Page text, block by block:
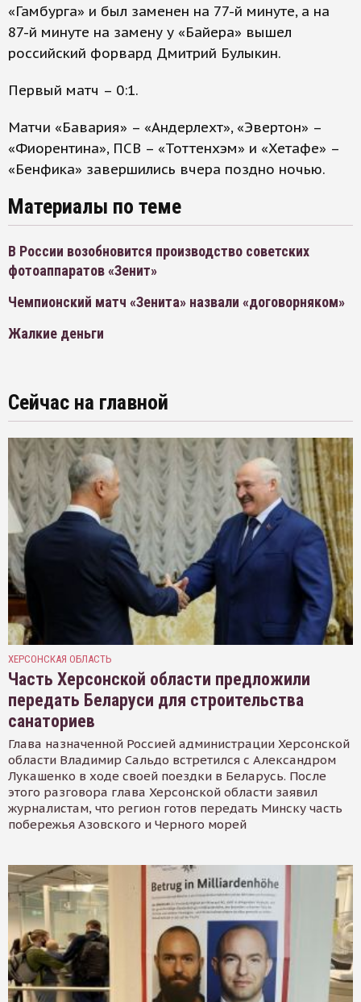
«Гамбурга» и был заменен на 77-й минуте, а на
87-й минуте на замену у «Байера» вышел
российский форвард Дмитрий Булыкин.
Первый матч – 0:1.
Матчи «Бавария» – «Андерлехт», «Эвертон» –
«Фиорентина», ПСВ – «Тоттенхэм» и «Хетафе» –
«Бенфика» завершились вчера поздно ночью.
Материалы по теме
В России возобновится производство советских
фотоаппаратов «Зенит»
Чемпионский матч «Зенита» назвали «договорняком»
Жалкие деньги
Сейчас на главной
ХЕРСОНСКАЯ ОБЛАСТЬ
Часть Херсонской области предложили
передать Беларуси для строительства
санаториев
Глава назначенной Россией администрации Херсонской
области Владимир Сальдо встретился с Александром
Лукашенко в ходе своей поездки в Беларусь. После
этого разговора глава Херсонской области заявил
журналистам, что регион готов передать Минску часть
побережья Азовского и Черного морей